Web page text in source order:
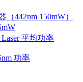
442nm 150mW）
平均功率
功率